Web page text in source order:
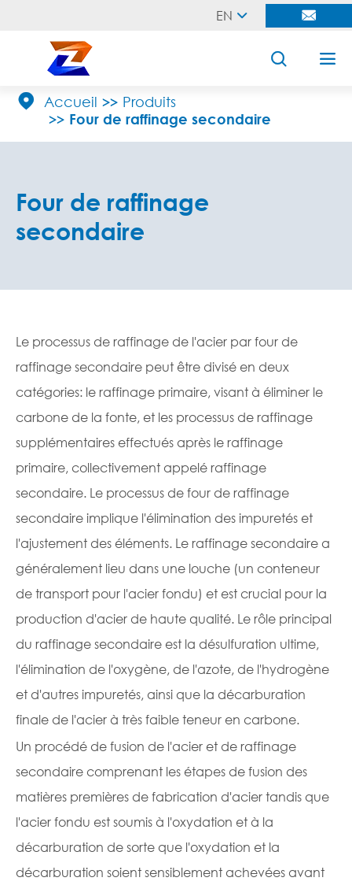
EN  
 
 Accueil
Produits
Four de raffinage secondaire
Four de raffinage
secondaire
Le processus de raffinage de l'acier par four de
raffinage secondaire peut être divisé en deux
catégories: le raffinage primaire, visant à éliminer le
carbone de la fonte, et les processus de raffinage
supplémentaires effectués après le raffinage
primaire, collectivement appelé raffinage
secondaire. Le processus de four de raffinage
secondaire implique l'élimination des impuretés et
l'ajustement des éléments. Le raffinage secondaire a
généralement lieu dans une louche (un conteneur
de transport pour l'acier fondu) et est crucial pour la
production d'acier de haute qualité. Le rôle principal
du raffinage secondaire est la désulfuration ultime,
l'élimination de l'oxygène, de l'azote, de l'hydrogène
et d'autres impuretés, ainsi que la décarburation
finale de l'acier à très faible teneur en carbone.
Un procédé de fusion de l'acier et de raffinage
secondaire comprenant les étapes de fusion des
matières premières de fabrication d'acier tandis que
l'acier fondu est soumis à l'oxydation et à la
décarburation de sorte que l'oxydation et la
décarburation soient sensiblement achevées avant